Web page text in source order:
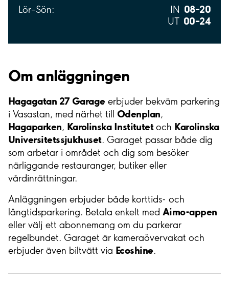
Lör–Sön: IN 08–20
UT 00–24
Om anläggningen
Hagagatan 27 Garageerbjuder bekväm parkering
i Vasastan, med närhet till Odenplan,
Hagaparken, Karolinska Institutetoch Karolinska
Universitetssjukhuset. Garaget passar både dig
som arbetar i området och dig som besöker
närliggande restauranger, butiker eller
vårdinrättningar.
Anläggningen erbjuder både korttids- och
långtidsparkering. Betala enkelt med Aimo-appen
eller välj ett abonnemang om du parkerar
regelbundet. Garaget är kameraövervakat och
erbjuder även biltvätt via Ecoshine.